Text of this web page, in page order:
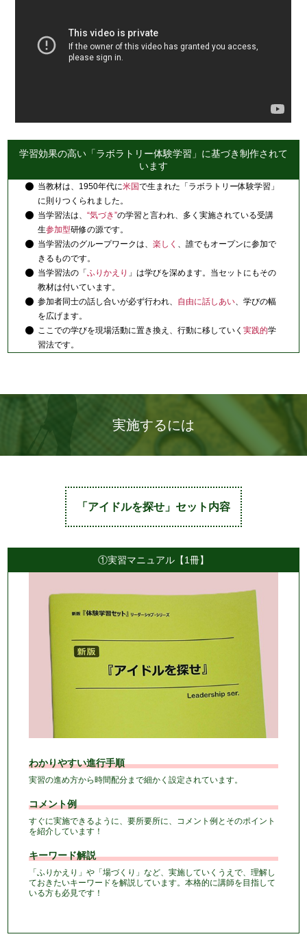
学習効果の高い「ラボラトリー体験学習」に基づき制作されて
います
当教材は、1950年代に米国で生まれた「ラボラトリー体験学習」
に則りつくられました。
当学習法は、“気づき”の学習と言われ、多く実施されている受講
生参加型研修の源です。
当学習法のグループワークは、楽しく
、誰でもオープンに参加で
きるものです。
当学習法の「ふりかえり 」は学びを深めます。当セットにもその
教材は付いています。
参加者同士の話し合いが必ず行われ、 自由に話しあい 、学びの幅
を広げます。
ここでの学びを現場活動に置き換え、行動に移していく実践的学
習法です。
実施するには
「アイドルを探せ」セット内容
①実習マニュアル【1冊】
わかりやすい進行手順
実習の進め方から時間配分まで細かく設定されています。
コメント例
すぐに実施できるように、要所要所に、コメント例とそのポイント
を紹介しています！
キーワード解説
「ふりかえり」や「場づくり」など、実施していくうえで、理解し
ておきたいキーワードを解説しています。本格的に講師を目指して
いる方も必見です！